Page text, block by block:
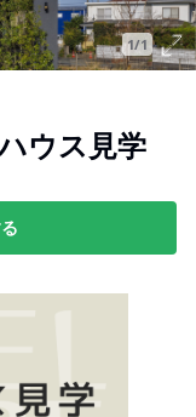
1/1
ウス見学